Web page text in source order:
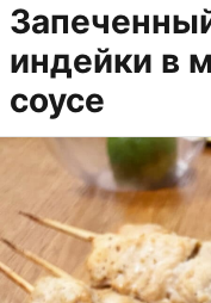
индейки в
соусе